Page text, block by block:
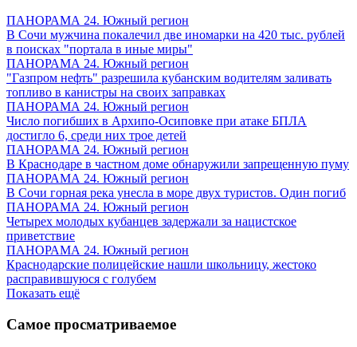
ПАНОРАМА 24. Южный регион
В Сочи мужчина покалечил две иномарки на 420 тыс. рублей
в поисках "портала в иные миры"
ПАНОРАМА 24. Южный регион
"Газпром нефть" разрешила кубанским водителям заливать
топливо в канистры на своих заправках
ПАНОРАМА 24. Южный регион
Число погибших в Архипо-Осиповке при атаке БПЛА
достигло 6, среди них трое детей
ПАНОРАМА 24. Южный регион
В Краснодаре в частном доме обнаружили запрещенную пуму
ПАНОРАМА 24. Южный регион
В Сочи горная река унесла в море двух туристов. Один погиб
ПАНОРАМА 24. Южный регион
Четырех молодых кубанцев задержали за нацистское
приветствие
ПАНОРАМА 24. Южный регион
Краснодарские полицейские нашли школьницу, жестоко
расправившуюся с голубем
Показать ещё
Самое просматриваемое